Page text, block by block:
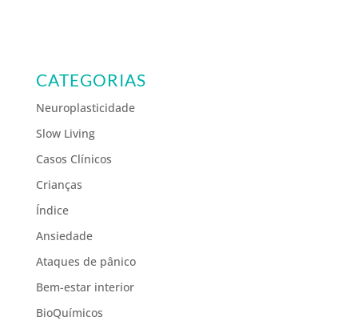
CATEGORIAS
Neuroplasticidade
Slow Living
Casos Clínicos
Crianças
Índice
Ansiedade
Ataques de pânico
Bem-estar interior
BioQuímicos